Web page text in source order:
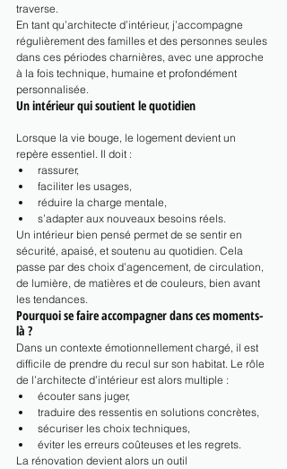
traverse.
En tant qu’architecte d’intérieur, j’accompagne
régulièrement des familles et des personnes seules
dans ces périodes charnières, avec une approche
à la fois technique, humaine et profondément
personnalisée.
Un intérieur qui soutient le quotidien
Lorsque la vie bouge, le logement devient un
repère essentiel. Il doit :
rassurer,
faciliter les usages,
réduire la charge mentale,
s’adapter aux nouveaux besoins réels.
Un intérieur bien pensé permet de se sentir en
sécurité, apaisé, et soutenu au quotidien. Cela
passe par des choix d’agencement, de circulation,
de lumière, de matières et de couleurs, bien avant
les tendances.
Pourquoi se faire accompagner dans ces moments-
là ?
Dans un contexte émotionnellement chargé, il est
difficile de prendre du recul sur son habitat. Le rôle
de l’architecte d’intérieur est alors multiple :
écouter sans juger,
traduire des ressentis en solutions concrètes,
sécuriser les choix techniques,
éviter les erreurs coûteuses et les regrets.
La rénovation devient alors un outil